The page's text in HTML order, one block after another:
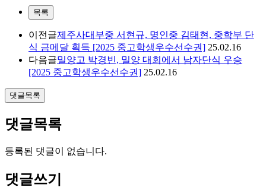
목록
이전글제주사대부중 서현규, 명인중 김태현, 중학부 단
식 금메달 획득 [2025 중고학생우수선수권] 25.02.16
다음글밀양고 박경빈, 밀양 대회에서 남자단식 우승
[2025 중고학생우수선수권] 25.02.16
댓글목록
댓글목록
등록된 댓글이 없습니다.
댓글쓰기